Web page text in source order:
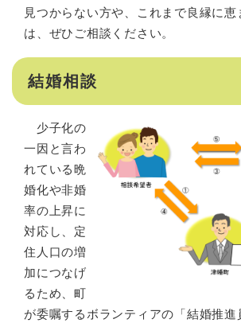
見つからない方や、これまで良縁に
は、ぜひご相談ください。
結婚相談
少子化の
一因と言わ
れている晩
婚化や非婚
率の上昇に
対応し、定
住人口の増
加につなげ
るため、町
が委嘱するボランティアの「結婚推